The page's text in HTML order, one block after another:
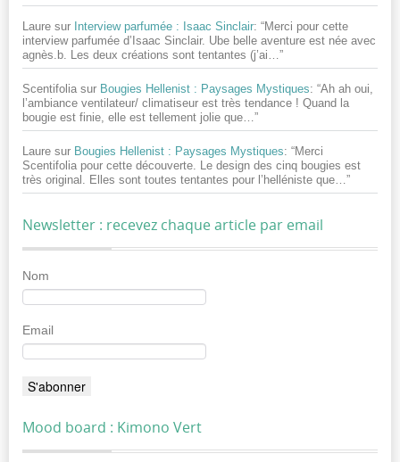
Laure sur Interview parfumée : Isaac Sinclair: “Merci pour cette
interview parfumée d’Isaac Sinclair. Ube belle aventure est née avec
agnès.b. Les deux créations sont tentantes (j’ai… ”
Scentifolia sur Bougies Hellenist : Paysages Mystiques: “Ah ah oui,
l’ambiance ventilateur/ climatiseur est très tendance ! Quand la
bougie est finie, elle est tellement jolie que… ”
Laure sur Bougies Hellenist : Paysages Mystiques: “Merci
Scentifolia pour cette découverte. Le design des cinq bougies est
très original. Elles sont toutes tentantes pour l’helléniste que…”
Newsletter : recevez chaque article par email
Nom
Email
Mood board : Kimono Vert